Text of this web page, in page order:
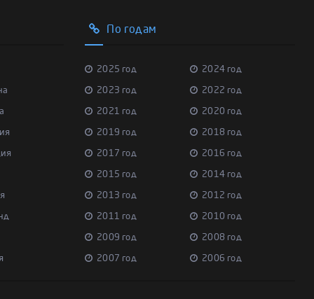
По годам
2025 год 2024 год
2023 год 2022 год
2021 год 2020 год
2019 год 2018 год
2017 год 2016 год
2015 год 2014 год
2013 год 2012 год
2011 год 2010 год
2009 год 2008 год
2007 год 2006 год